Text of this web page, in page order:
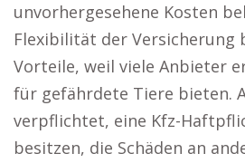
unvorhergesehene Kosten
Flexibilität der
Vorteile, weil viele Anbieter
für gefährdete Tiere bieten.
verpflichtet, eine Kfz-
besitzen, die Schäden an